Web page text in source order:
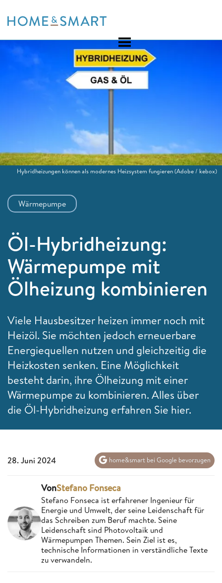
to
Wärmepumpe
Öl-Hybridheizung:
Wärmepumpe mit
Ölheizung kombinieren
Viele Hausbesitzer heizen immer noch mit
Heizöl. Sie möchten jedoch erneuerbare
Energiequellen nutzen und gleichzeitig die
Heizkosten senken. Eine Möglichkeit
besteht darin, ihre Ölheizung mit einer
Wärmepumpe zu kombinieren. Alles über
die Öl-Hybridheizung erfahren Sie hier.
Hybridheizungen können als modernes Heizsystem fungieren(Adobe / kebox)
28. Juni 2024 home&smart bei Google bevorzugen
VonStefano Fonseca
Stefano Fonseca ist erfahrener Ingenieur für
Energie und Umwelt, der seine Leidenschaft für
das Schreiben zum Beruf machte. Seine
Leidenschaft sind Photovoltaik und
Wärmepumpen Themen. Sein Ziel ist es,
technische Informationen in verständliche Texte
zu verwandeln.